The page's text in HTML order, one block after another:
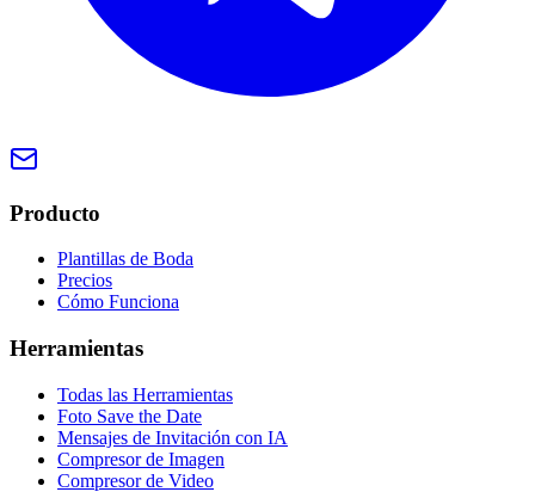
Producto
Plantillas de Boda
Precios
Cómo Funciona
Herramientas
Todas las Herramientas
Foto Save the Date
Mensajes de Invitación con IA
Compresor de Imagen
Compresor de Video